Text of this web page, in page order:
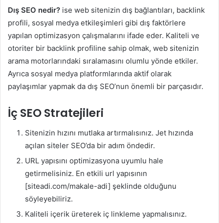
Dış SEO nedir? ise web sitenizin dış bağlantıları, backlink
profili, sosyal medya etkileşimleri gibi dış faktörlere
yapılan optimizasyon çalışmalarını ifade eder. Kaliteli ve
otoriter bir backlink profiline sahip olmak, web sitenizin
arama motorlarındaki sıralamasını olumlu yönde etkiler.
Ayrıca sosyal medya platformlarında aktif olarak
paylaşımlar yapmak da dış SEO’nun önemli bir parçasıdır.
İç SEO Stratejileri
Sitenizin hızını mutlaka artırmalısınız. Jet hızında
açılan siteler SEO’da bir adım öndedir.
URL yapısını optimizasyona uyumlu hale
getirmelisiniz. En etkili url yapısının
[siteadi.com/makale-adi] şeklinde olduğunu
söyleyebiliriz.
Kaliteli içerik üreterek iç linkleme yapmalısınız.